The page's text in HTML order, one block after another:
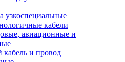
узкоспециальные
кабели
авиационные и
и провод